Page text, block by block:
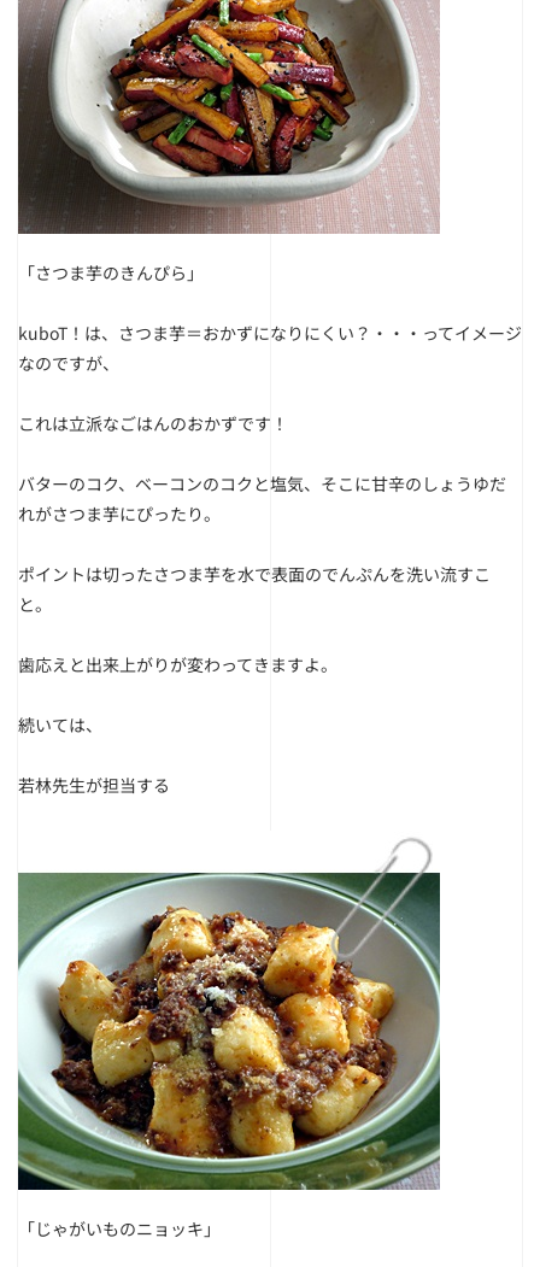
「さつま芋のきんぴら」
kuboT！は、さつま芋＝おかずになりにくい？・・・ってイメージ
なのですが、
これは立派なごはんのおかずです！
バターのコク、ベーコンのコクと塩気、そこに甘辛のしょうゆだ
れがさつま芋にぴったり。
ポイントは切ったさつま芋を水で表面のでんぷんを洗い流すこ
と。
歯応えと出来上がりが変わってきますよ。
続いては、
若林先生が担当する
「じゃがいものニョッキ」